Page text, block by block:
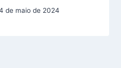
de maio de 2024